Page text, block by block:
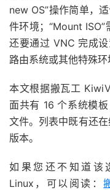
new OS”操作简单，
件环境；“Mount
还要通过 VNC 完成
路由系统或其他特殊环
本文根据搬瓦工
面共有 16 个系统模
文件。列表中既有还
版本。
如果您还不知道该
Linux，可以阅读：